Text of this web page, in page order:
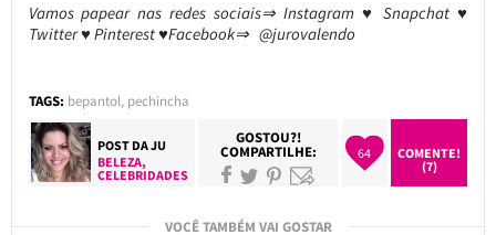
Vamos papear nas redes sociais⇒ Instagram ♥ Snapchat ♥
Twitter ♥ Pinterest ♥Facebook⇒ @jurovalendo
TAGS: bepantol, pechincha
POST DAJU
BELEZA,
CELEBRIDADES
GOSTOU?!
COMPARTILHE: 64
COMENTE!
(7)
VOCÊ TAMBÉM VAI GOSTAR